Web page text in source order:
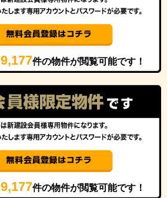
9,177件の物件が閲覧可能です！
9,177件の物件が閲覧可能です！